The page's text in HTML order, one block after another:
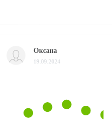
Оксана
19.09.2024